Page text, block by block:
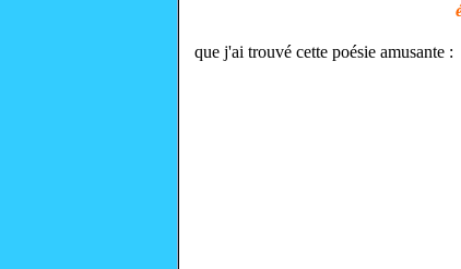
que j'ai trouvé cette poésie amusante :